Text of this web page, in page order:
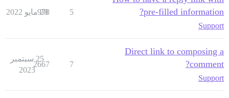
pre-filled information?
Support
5
978
28 مايو 2022
Direct link to composing a
comment?
Support
7
2667
25 سبتمبر
2023